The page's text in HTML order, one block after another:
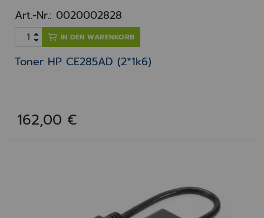
Art.-Nr.: 0020002828
IN DEN WARENKORB
Toner HP CE285AD (2*1k6)
162,00 €